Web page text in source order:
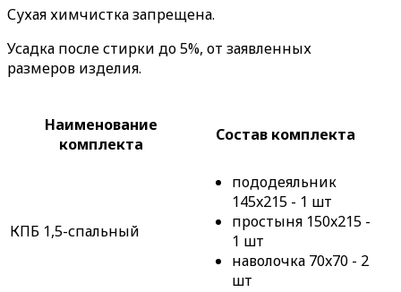
Сухая химчистка запрещена.
Усадка после стирки до 5%, от заявленных
размеров изделия.
Наименование
комплекта
Состав комплекта
КПБ 1,5-спальный
пододеяльник
145x215 - 1 шт
простыня 150x215 -
1 шт
наволочка 70x70 - 2
шт